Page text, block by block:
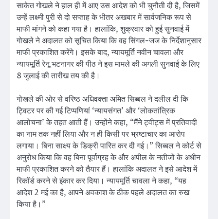
साकेत गोखले ने हाल ही में आए उस आदेश को भी चुनौती दी है, जिसमें
उन्हें लक्ष्मी पुरी से दो सप्ताह के भीतर अखबार में सार्वजनिक रूप से
माफी मांगने को कहा गया है। हालांकि, शुक्रवार को हुई सुनवाई में
गोखले ने अदालत को सूचित किया कि वह सिंगल-जज के निर्देशानुसार
माफी प्रकाशित करेंगे। इसके बाद, न्यायमूर्ति नवीन चावला और
न्यायमूर्ति रेनू भटनागर की पीठ ने इस मामले की अगली सुनवाई के लिए
8 जुलाई की तारीख तय की है।
गोखले की ओर से वरिष्ठ अधिवक्ता अमित सिब्बल ने दलील दी कि
ट्विटर पर की गई टिप्पणियां ‘न्यायसंगत’ और ‘लोकतांत्रिक
आलोचना’ के तहत आती हैं। उन्होंने कहा, “मैंने ट्वीट्स में प्रतिवादी
का नाम तक नहीं लिया और न ही किसी पर भ्रष्टाचार का आरोप
लगाया। बिना साक्ष्य के डिक्री पारित कर दी गई।” सिब्बल ने कोर्ट से
अनुरोध किया कि वह बिना पूर्वाग्रह के और अपील के नतीजों के अधीन
माफी प्रकाशित करने को तैयार हैं। हालांकि अदालत ने इसे आदेश में
रिकॉर्ड करने से इंकार कर दिया। न्यायमूर्ति चावला ने कहा, “यह
आदेश 2 मई का है, आपने अवकाश के ठीक पहले अदालत का रुख
किया है।”